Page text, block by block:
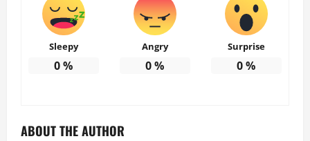
Sleepy
0%
Angry
0%
Surprise
0%
ABOUT THE AUTHOR